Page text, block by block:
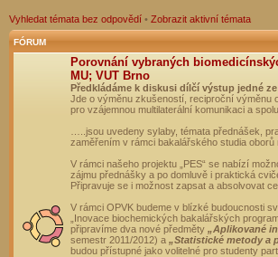
Vyhledat témata bez odpovědí • Zobrazit aktivní témata
FÓRUM
Porovnání vybraných
MU; VUT Brno
Předkládáme k diskusi dílčí výstup jedné
Jde o výměnu zkušeností, reciproční výměnu
pro vzájemnou multilaterální komunikaci a
…..jsou uvedeny sylaby, témata přednášek,
zaměřením v rámci bakalářského studia oborů
V rámci našeho projektu „PES“ se nabízí
zájmu přednášky a po domluvě i praktická
Připravuje se i možnost zapsat a absolvovat
V rámci OPVK budeme v blízké budoucnosti
„Inovace biochemických bakalářských
připravíme dva nové předměty „Aplikované
semestr 2011/2012) a „Statistické metody a
budou přístupné jako volitelné pro studenty